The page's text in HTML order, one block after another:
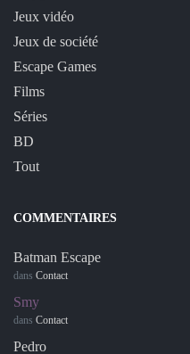
Jeux vidéo
Jeux de société
Escape Games
Films
Séries
BD
Tout
COMMENTAIRES
Batman Escape
dans Contact
Smy
dans Contact
Pedro